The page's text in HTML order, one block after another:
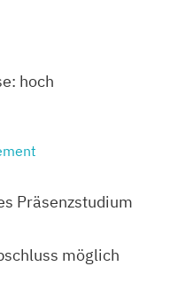
hoch
Präsenzstudium
möglich